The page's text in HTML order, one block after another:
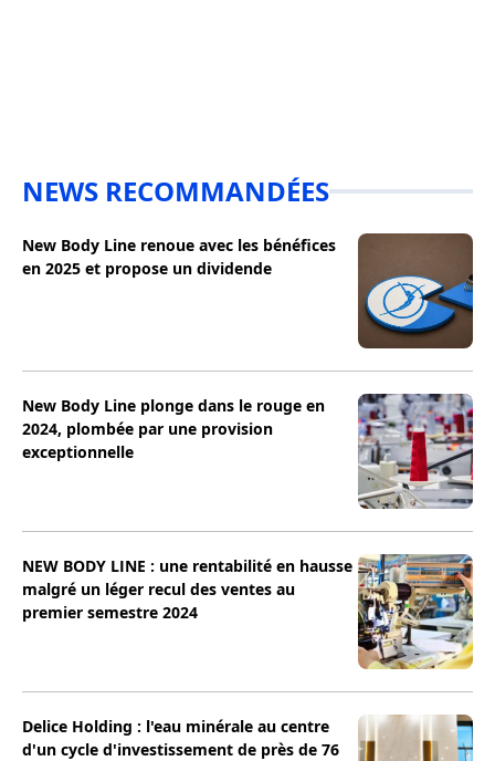
NEWS RECOMMANDÉES
New Body Line renoue avec les bénéfices
en 2025 et propose un dividende
New Body Line plonge dans le rouge en
2024, plombée par une provision
exceptionnelle
NEW BODY LINE : une rentabilité en hausse
malgré un léger recul des ventes au
premier semestre 2024
Delice Holding : l'eau minérale au centre
d'un cycle d'investissement de près de 76